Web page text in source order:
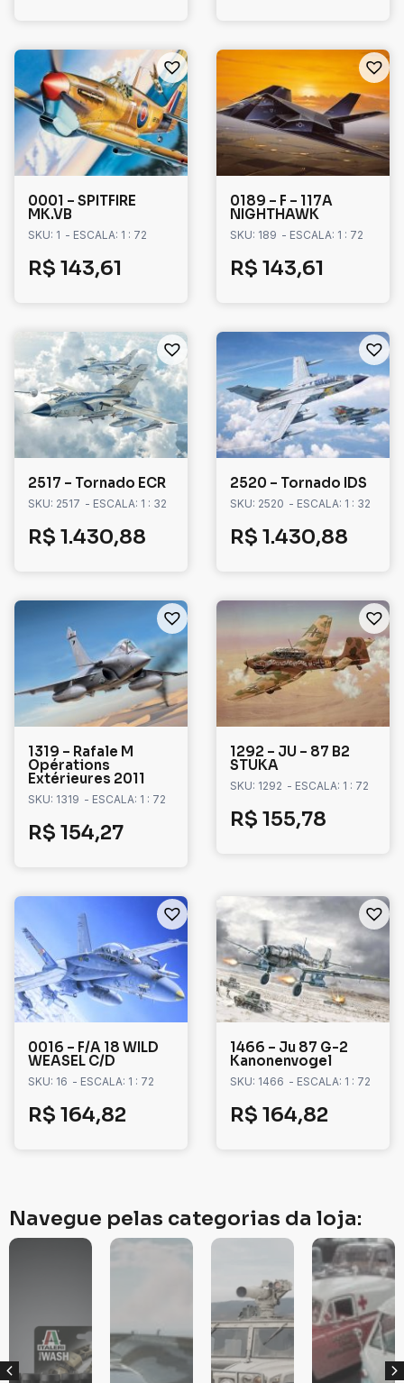
0001 – SPITFIRE
MK.VB
SKU: 1 - ESCALA: 1 : 72
R$ 143,61
0189 – F – 117A
NIGHTHAWK
SKU: 189 - ESCALA: 1 : 72
R$ 143,61
2517 – Tornado ECR
SKU: 2517 - ESCALA: 1 : 32
R$ 1.430,88
2520 – Tornado IDS
SKU: 2520 - ESCALA: 1 : 32
R$ 1.430,88
1319 – Rafale M
Opérations
Extérieures 2011
SKU: 1319 - ESCALA: 1 : 72
R$ 154,27
1292 – JU – 87 B2
STUKA
SKU: 1292 - ESCALA: 1 : 72
R$ 155,78
0016 – F/A 18 WILD
WEASEL C/D
SKU: 16 - ESCALA: 1 : 72
R$ 164,82
1466 – Ju 87 G-2
Kanonenvogel
SKU: 1466 - ESCALA: 1 : 72
R$ 164,82
Navegue pelas categorias da loja: